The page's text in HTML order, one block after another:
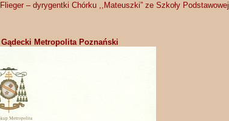
– dyrygentki Chórku ,,Mateuszki” ze Szkoły Podstawowej
Metropolita Poznański